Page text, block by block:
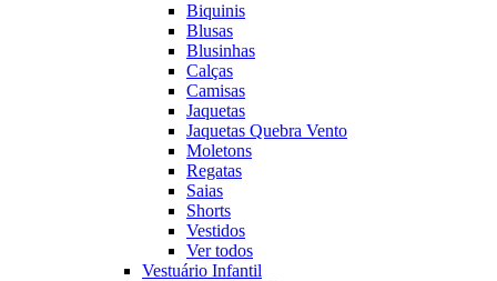
Biquinis
Blusas
Blusinhas
Calças
Camisas
Jaquetas
Jaquetas Quebra Vento
Moletons
Regatas
Saias
Shorts
Vestidos
Ver todos
Vestuário Infantil